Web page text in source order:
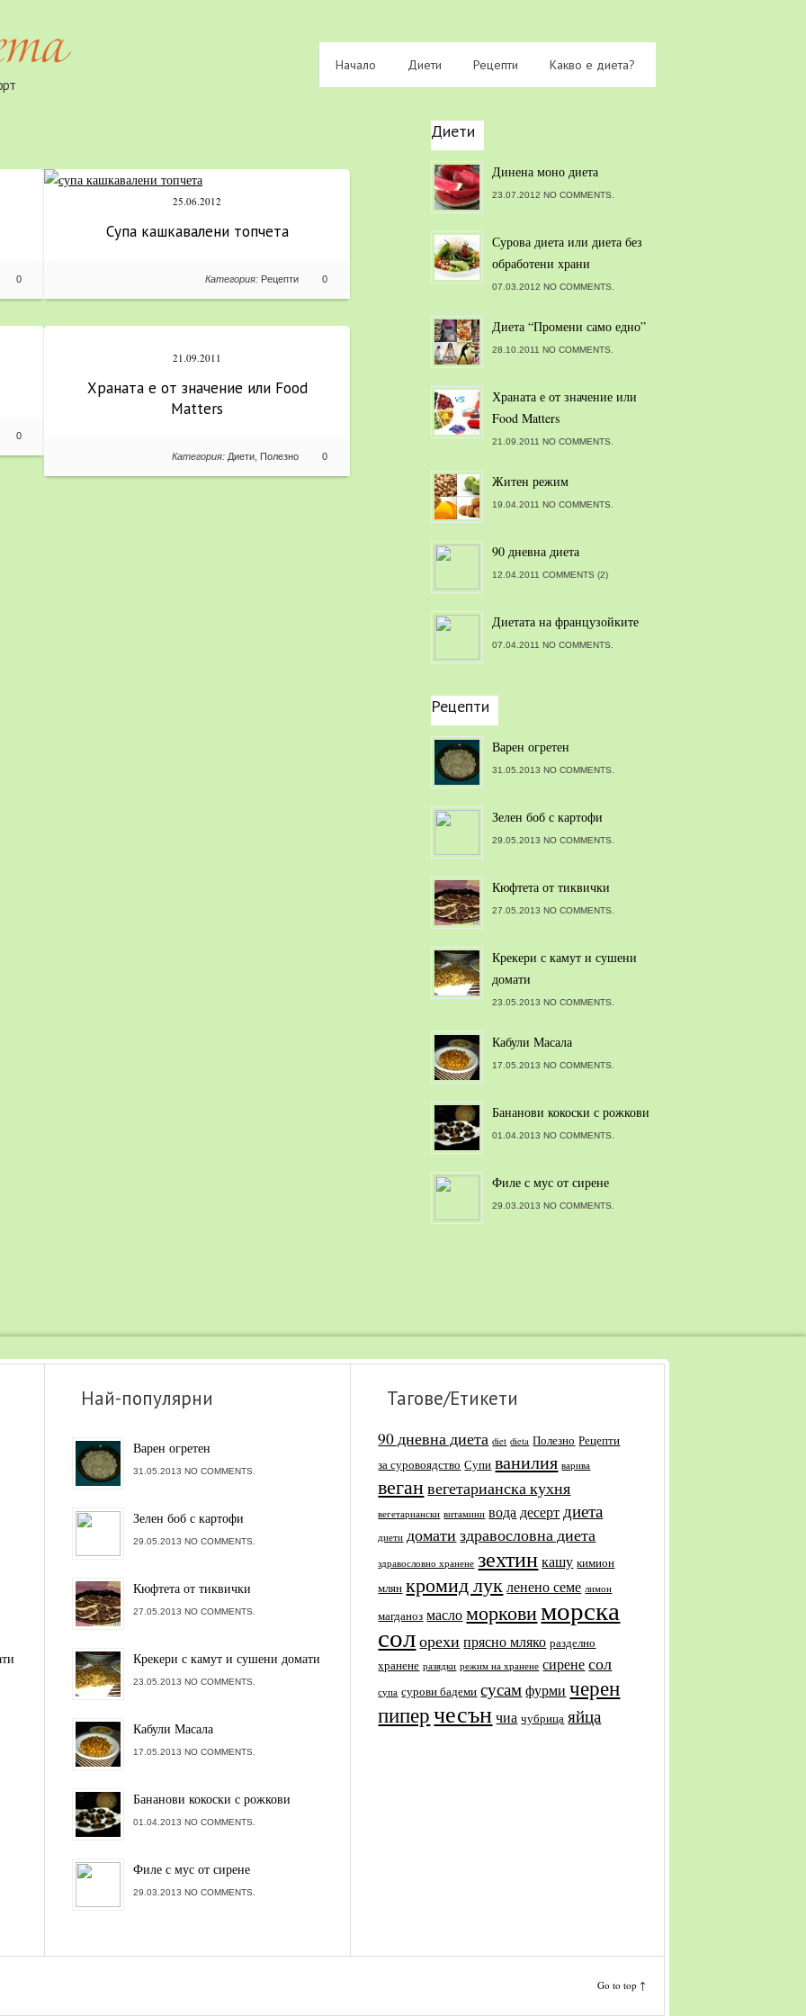
Начало Диети Рецепти Какво е диета?
0
25.06.2012
Супа кашкавалени топчета
0
Категория: Рецепти
0
21.09.2011
Храната е от значение или Food
Matters
0
Категория: Диети Полезно
Диети
Динена моно диета
23.07.2012 NO COMMENTS.
Сурова диета или диета без
обработени храни
07.03.2012 NO COMMENTS.
Диета “Промени само едно”
28.10.2011 NO COMMENTS.
Храната е от значение или
Food Matters
21.09.2011 NO COMMENTS.
Житен режим
19.04.2011 NO COMMENTS.
90 дневна диета
12.04.2011 COMMENTS (2)
Диетата на французойките
07.04.2011 NO COMMENTS.
Рецепти
Варен огретен
31.05.2013 NO COMMENTS.
Зелен боб с картофи
29.05.2013 NO COMMENTS.
Кюфтета от тиквички
27.05.2013 NO COMMENTS.
Крекери с камут и сушени
домати
23.05.2013 NO COMMENTS.
Кабули Масала
17.05.2013 NO COMMENTS.
Бананови кокоски с рожкови
01.04.2013 NO COMMENTS.
Филе с мус от сирене
29.03.2013 NO COMMENTS.
Най-популярни
Варен огретен
31.05.2013 NO COMMENTS.
Зелен боб с картофи
29.05.2013 NO COMMENTS.
Кюфтета от тиквички
27.05.2013 NO COMMENTS.
Крекери с камут и сушени домати
23.05.2013 NO COMMENTS.
Кабули Масала
17.05.2013 NO COMMENTS.
Бананови кокоски с рожкови
01.04.2013 NO COMMENTS.
Филе с мус от сирене
29.03.2013 NO COMMENTS.
Тагове/Етикети
90 дневна диета diet dieta Полезно Рецепти
за суровоядство Супи ванилия варива
веганвегетарианска кухня
вегетариански витамини вода десерт диета
диети домати здравословна диета
здравословно хранене зехтин кашу кимион
млян кромид лук ленено семе лимон
магданоз масло морковиморска
солорехи прясно мляко разделно
хранене разядки режим на хранене сирене сол
супа сурови бадеми сусам фурми черен
пиперчесън чиа чубрица яйца
Go to top ↑